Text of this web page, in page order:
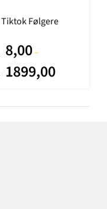
Følgere
8,00–
1899,00